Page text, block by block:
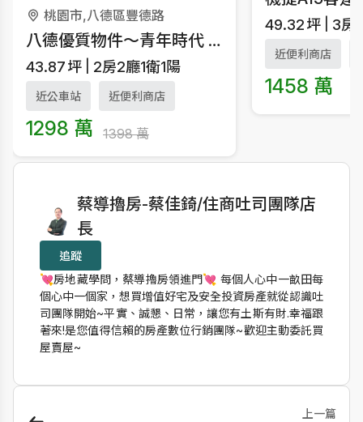
桃園市,八德區豐德路
八德優質物件～青年時代 2+1房車
43.87坪 2房2廳1衛1陽
近公車站 近便利商店
1298 萬 1398 萬
49.32坪 3房
近便利商店
1458 萬
作者資訊蔡導擼房-蔡佳錡/住商吐司團隊店
長
追蹤
💘房地藏學問，蔡導擼房領進門💘 每個人心中一畝田每
個心中一個家，想買增值好宅及安全投資房產就從認識吐
司團隊開始~平實、誠懇、日常，讓您有土斯有財.幸福跟
著來!是您值得信賴的房產數位行銷團隊~歡迎主動委託買
屋賣屋~
上一篇